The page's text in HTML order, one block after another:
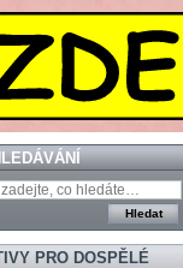
PRO DOSPĚLÉ